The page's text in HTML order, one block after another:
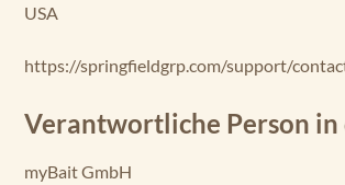
USA
https://springfieldgrp.com/support/
Verantwortliche Person in
myBait GmbH